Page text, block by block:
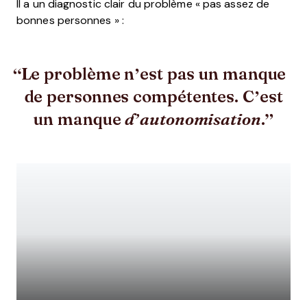
Il a un diagnostic clair du problème « pas assez de
bonnes personnes » :
Le problème n’est pas un manque
de personnes compétentes. C’est
un manqued’autonomisation.